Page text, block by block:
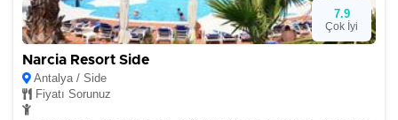
7.9
Çok İyi
Narcia Resort Side
Antalya / Side
Fiyatı Sorunuz